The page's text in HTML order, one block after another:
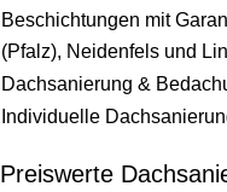
Beschichtungen mit
(Pfalz), Neidenfels und
Dachsanierung &
Individuelle
Preiswerte